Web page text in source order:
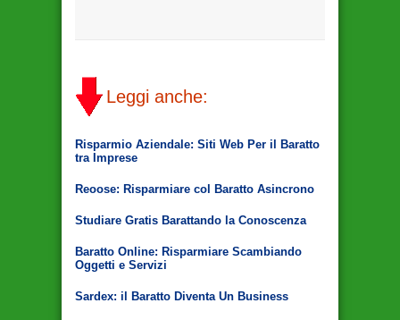
Leggi anche:
Risparmio Aziendale: Siti Web Per il Baratto
tra Imprese
Reoose: Risparmiare col Baratto Asincrono
Studiare Gratis Barattando la Conoscenza
Baratto Online: Risparmiare Scambiando
Oggetti e Servizi
Sardex: il Baratto Diventa Un Business